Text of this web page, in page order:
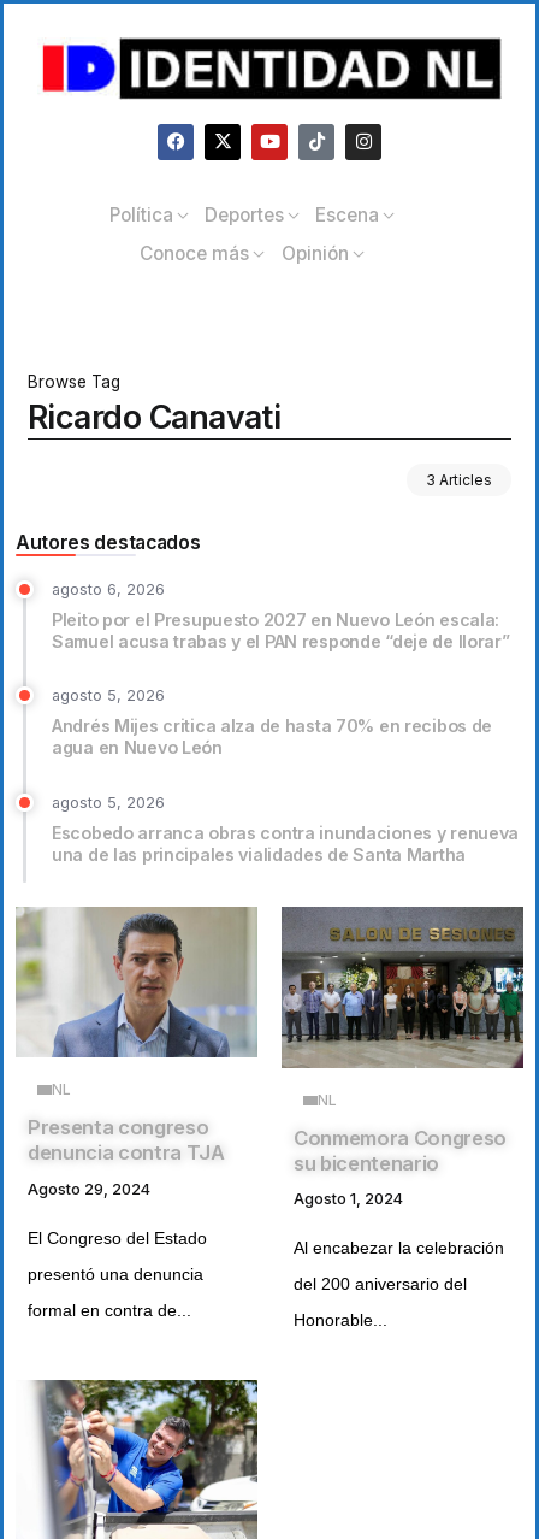
Política Deportes
Escena
Conoce más
Opinión
Browse Tag
Ricardo Canavati
3 Articles
Autores destacados
agosto 6, 2026
Pleito por el Presupuesto 2027 en Nuevo León escala:
Samuel acusa trabas y el PAN responde “deje de llorar”
agosto 5, 2026
Andrés Mijes critica alza de hasta 70% en recibos de
agua en Nuevo León
agosto 5, 2026
Escobedo arranca obras contra inundaciones y renueva
una de las principales vialidades de Santa Martha
NL
Presenta congreso
denuncia contra TJA
Agosto 29, 2024
El Congreso del Estado
presentó una denuncia
formal en contra de...
NL
Conmemora Congreso
su bicentenario
Agosto 1, 2024
Al encabezar la celebración
del 200 aniversario del
Honorable...